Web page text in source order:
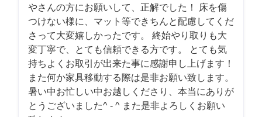
やさんの方にお願いして、正解でした！ 床を傷
つけない様に、マット等できちんと配慮してくだ
さって大変嬉しかったです。 終始やり取りも大
変丁寧で、とても信頼できる方です。 とても気
持ちよくお取引が出来た事に感謝申し上げます！
また何か家具移動する際は是非お願い致します。
暑い中お忙しい中お越しくださり、本当にありが
とうございました^ - ^ また是非よろしくお願い